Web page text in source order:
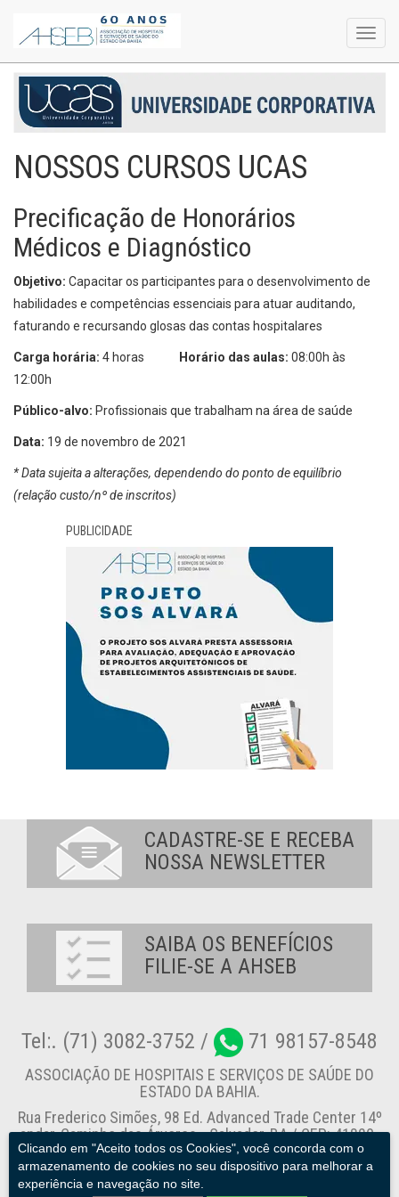
NOSSOS CURSOS UCAS
Precificação de Honorários
Médicos e Diagnóstico
Objetivo: Capacitar os participantes para o desenvolvimento de
habilidades e competências essenciais para atuar auditando,
faturando e recursando glosas das contas hospitalares
Carga horária: 4 horas Horário das aulas: 08:00h às
12:00h
Público-alvo: Profissionais que trabalham na área de saúde
Data: 19 de novembro de 2021
* Data sujeita a alterações, dependendo do ponto de equilíbrio
(relação custo/nº de inscritos)
PUBLICIDADE
Clicando em "Aceito todos os Cookies", você concorda com o
armazenamento de cookies no seu dispositivo para melhorar a
experiência e navegação no site.
CADASTRE-SE E RECEBA
NOSSA NEWSLETTER
SAIBA OS BENEFÍCIOS
FILIE-SE A AHSEB
Tel:. (71) 3082-3752 / 71 98157-8548
ASSOCIAÇÃO DE HOSPITAIS E SERVIÇOS DE SAÚDE DO
ESTADO DA BAHIA.
Rua Frederico Simões, 98 Ed. Advanced Trade Center 14º
andar, Caminho das Árvores - Salvador-BA / CEP: 41820-
774
Canal de Denúncia